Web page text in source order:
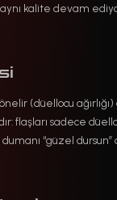
kalite devam
(düellocu
flaşları sadece
“güzel dursun”